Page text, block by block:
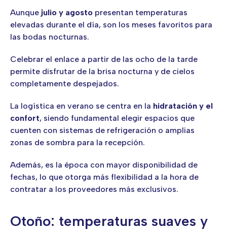
Aunque julio y agosto presentan temperaturas
elevadas durante el día, son los meses favoritos para
las bodas nocturnas.
Celebrar el enlace a partir de las ocho de la tarde
permite disfrutar de la brisa nocturna y de cielos
completamente despejados.
La logística en verano se centra en la hidratación y el
confort, siendo fundamental elegir espacios que
cuenten con sistemas de refrigeración o amplias
zonas de sombra para la recepción.
Además, es la época con mayor disponibilidad de
fechas, lo que otorga más flexibilidad a la hora de
contratar a los proveedores más exclusivos.
Otoño: temperaturas suaves y